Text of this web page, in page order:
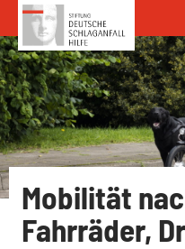
Zum Inhalt springen
Mobilität
Fahrräder,